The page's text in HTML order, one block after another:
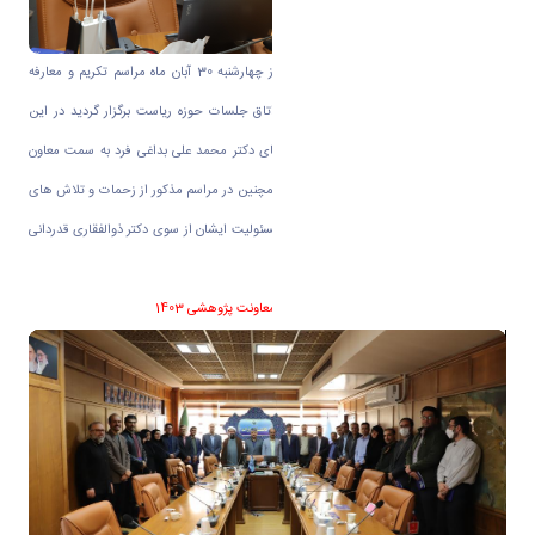
به گزارش روابط عمومی دانشگاه اراک در روز چهارشنبه 30 آبان ماه مراسم تکریم و معارفه
معاون پژوهشی و فناوری دانشگاه در محل اتاق جلسات حوزه ریاست برگزار گردید در این
مراسم طی حکمی از سوی رئیس دانشگاه آقای دکتر محمد علی بداغی فرد به سمت معاون
پژوهشی و فناوری دانشگاه منصوب گردید . همچنین در مراسم مذکور از زحمات و تلاش های
ارزنده آقای دکتر حامد صفی خانی طی دوره مسئولیت ایشان از سوی دکتر ذوالفقاری قدردانی
گزارش عملکرد حوزه معاونت پژوهشی 1403